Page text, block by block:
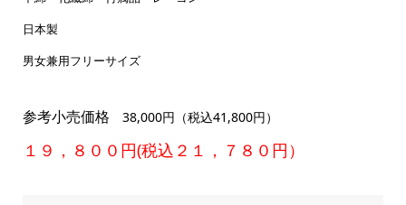
日本製
男女兼用フリーサイズ
参考小売価格 38,000円（税込41,800円）
１９，８００円(税込２１，７８０円）